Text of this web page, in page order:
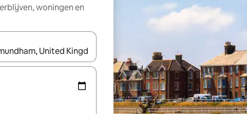
woningen en
zijn, maak je een keuze met je de pijltjestoetsen omhoog en